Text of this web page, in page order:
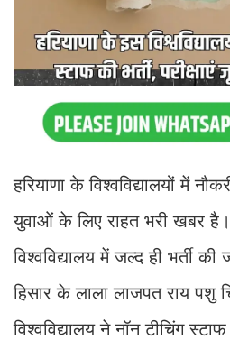
हरियाणा के विश्वविद्यालयों में
युवाओं के लिए राहत भरी खबर है।
विश्वविद्यालय में जल्द ही भर्ती
हिसार के लाला लाजपत राय पशु
विश्वविद्यालय ने नॉन टीचिंग